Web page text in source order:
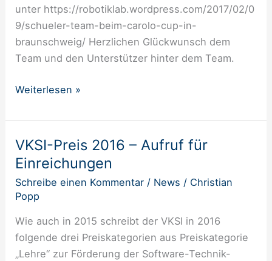
unter https://robotiklab.wordpress.com/2017/02/0
9/schueler-team-beim-carolo-cup-in-
braunschweig/ Herzlichen Glückwunsch dem
Team und den Unterstützer hinter dem Team.
Weiterlesen »
VKSI-Preis 2016 – Aufruf für
Einreichungen
Schreibe einen Kommentar / News / Christian
Popp
Wie auch in 2015 schreibt der VKSI in 2016
folgende drei Preiskategorien aus Preiskategorie
„Lehre“ zur Förderung der Software-Technik-
VKSI-
Preis
2016
–
für
Einreichungen